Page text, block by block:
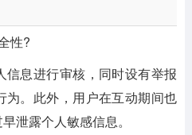
性?
息进行审核，同时设有举报
为。此外，用户在互动期间也
泄露个人敏感信息。